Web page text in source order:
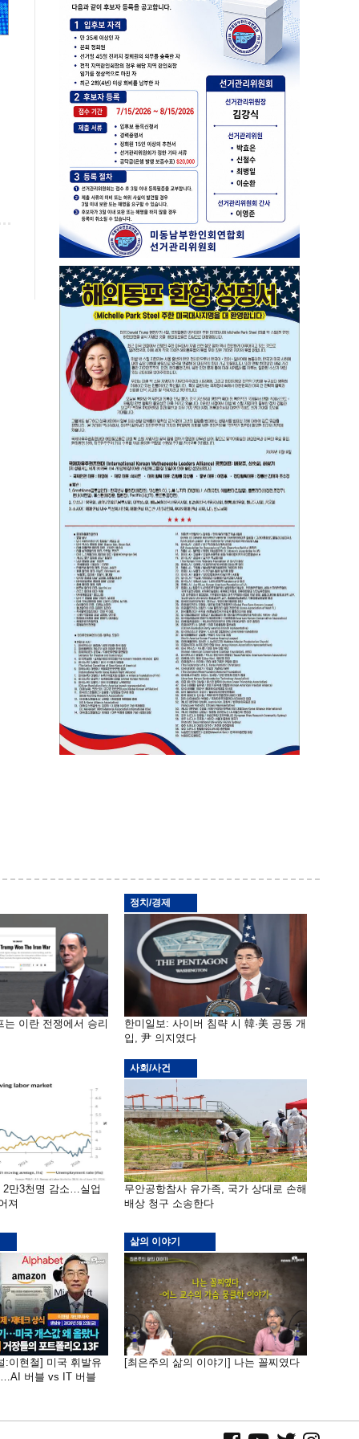
는 이란 전쟁에서 승리
정치/경제
한미일보: 사이버 침략 시 韓·美 공동 개
입, 尹 의지였다
2만3천명 감소…실업
져
사회/사건
무안공항참사 유가족, 국가 상대로 손해
배상 청구 소송한다
:이현철] 미국 휘발유
버블 vs IT 버블
삶의 이야기
[최은주의 삶의 이야기] 나는 꼴찌였다